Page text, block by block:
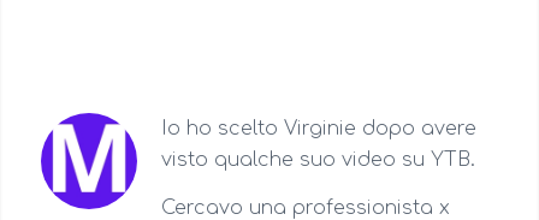
Io ho scelto Virginie dopo avere
visto qualche suo video su YTB.
Cercavo una professionista x